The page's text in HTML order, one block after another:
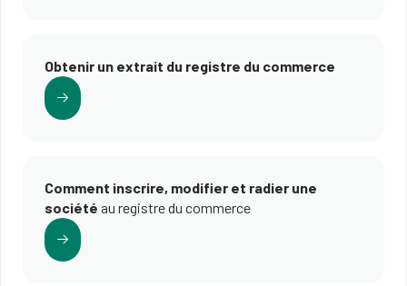
Obtenir un extrait du registre du commerce
Comment inscrire, modifier et radier une
société au registre du commerce